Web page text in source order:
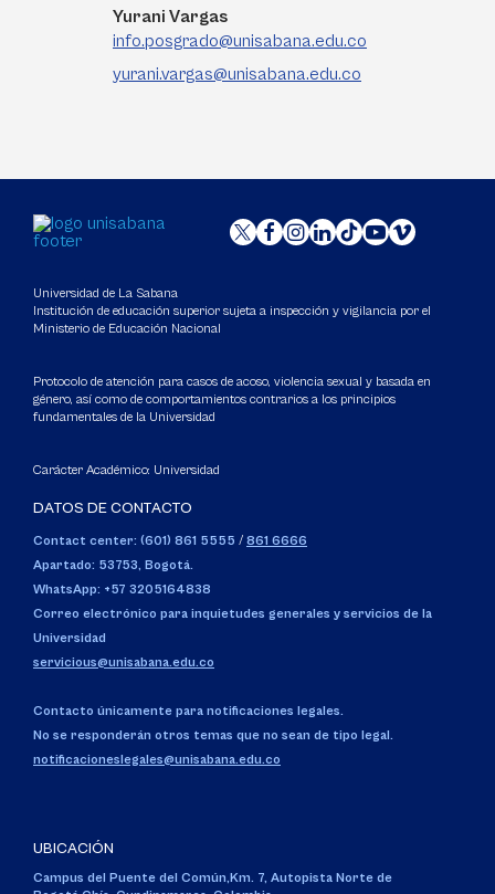
Yurani Vargas
info.posgrado@unisabana.edu.co
yurani.vargas@unisabana.edu.co
Universidad de La Sabana
Institución de educación superior sujeta a inspección y vigilancia por el
Ministerio de Educación Nacional
Protocolo de atención para casos de acoso, violencia sexual y basada en
género, así como de comportamientos contrarios a los principios
fundamentales de la Universidad
Carácter Académico: Universidad
DATOS DE CONTACTO
Contact center: (601) 861 5555 / 861 6666
Apartado: 53753, Bogotá.
WhatsApp: +57 3205164838
Correo electrónico para inquietudes generales y servicios de la
Universidad
servicious@unisabana.edu.co
Contacto únicamente para notificaciones legales.
No se responderán otros temas que no sean de tipo legal.
notificacioneslegales@unisabana.edu.co
UBICACIÓN
Campus del Puente del Común,Km. 7, Autopista Norte de